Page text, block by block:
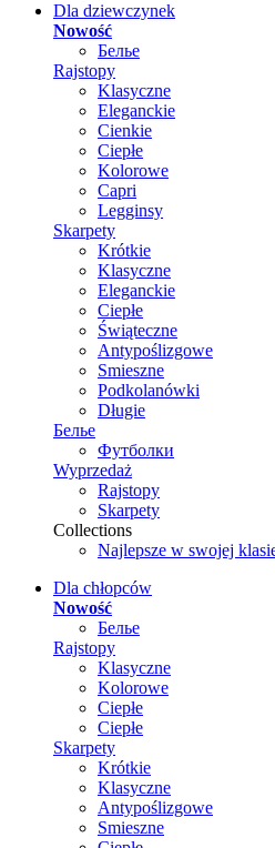
Dla dziewczynek
Nowość
Белье
Rajstopy
Klasyczne
Eleganckie
Cienkie
Ciepłe
Kolorowe
Capri
Legginsy
Skarpety
Krótkie
Klasyczne
Eleganckie
Ciepłe
Świąteczne
Antypoślizgowe
Smieszne
Podkolanówki
Długie
Белье
Футболки
Wyprzedaż
Rajstopy
Skarpety
Collections
Najlepsze w swojej
Dla chłopców
Nowość
Белье
Rajstopy
Klasyczne
Kolorowe
Ciepłe
Ciepłe
Skarpety
Krótkie
Klasyczne
Antypoślizgowe
Smieszne